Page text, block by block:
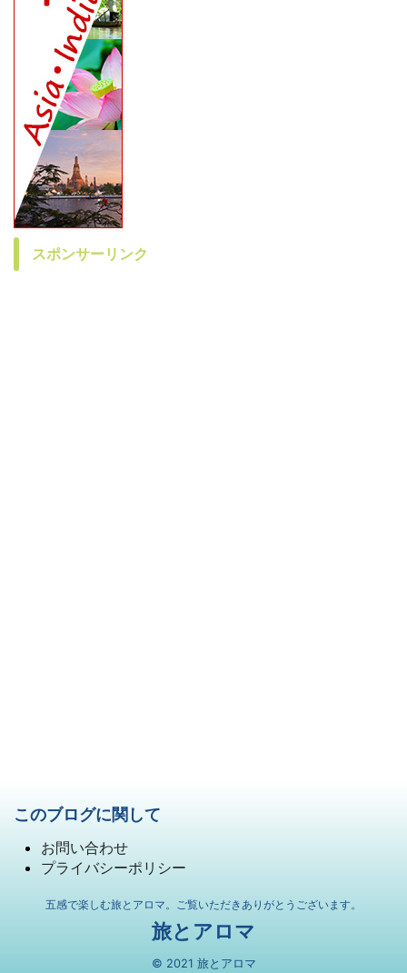
スポンサーリンク
このブログに関して
お問い合わせ
プライバシーポリシー
五感で楽しむ旅とアロマ。ご覧いただきありがとうございます。
旅とアロマ
© 2021 旅とアロマ